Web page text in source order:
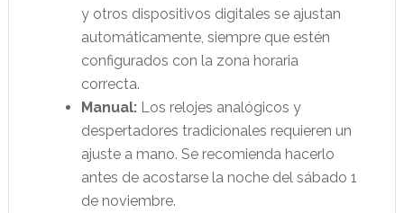
y otros dispositivos digitales se ajustan
automáticamente, siempre que estén
configurados con la zona horaria
correcta.
Manual:Los relojes analógicos y
despertadores tradicionales requieren un
ajuste a mano. Se recomienda hacerlo
antes de acostarse la noche del sábado 1
de noviembre.